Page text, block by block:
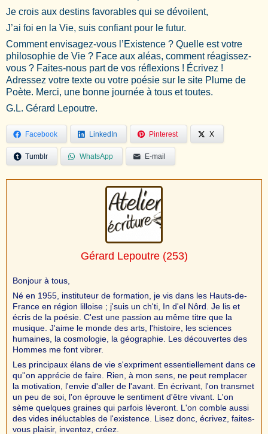
Je crois aux destins favorables qui se dévoilent,
J’ai foi en la Vie, suis confiant pour le futur.
Comment envisagez-vous l’Existence ? Quelle est votre
philosophie de Vie ? Face aux aléas, comment réagissez-
vous ? Faites-nous part de vos réflexions ! Écrivez !
Adressez votre texte ou votre poésie sur le site Plume de
Poète. Merci, une bonne journée à tous et toutes.
G.L. Gérard Lepoutre.
Facebook LinkedIn Pinterest X
Tumblr WhatsApp E-mail
Gérard Lepoutre(253)
Bonjour à tous,
Né en 1955, instituteur de formation, je vis dans les Hauts-de-
France en région lilloise ; j'suis un ch'ti, In d'el Nôrd. Je lis et
écris de la poésie. C'est une passion au même titre que la
musique. J'aime le monde des arts, l'histoire, les sciences
humaines, la cosmologie, la géographie. Les découvertes des
Hommes me font vibrer.
Les principaux élans de vie s'expriment essentiellement dans ce
qu''on apprécie de faire. Rien, à mon sens, ne peut remplacer
la motivation, l'envie d'aller de l'avant. En écrivant, l'on transmet
un peu de soi, l'on éprouve le sentiment d'être vivant. L'on
sème quelques graines qui parfois lèveront. L'on comble aussi
des vides inéluctables de l'existence. Lisez donc, écrivez, faites-
vous plaisir, inventez, créez.